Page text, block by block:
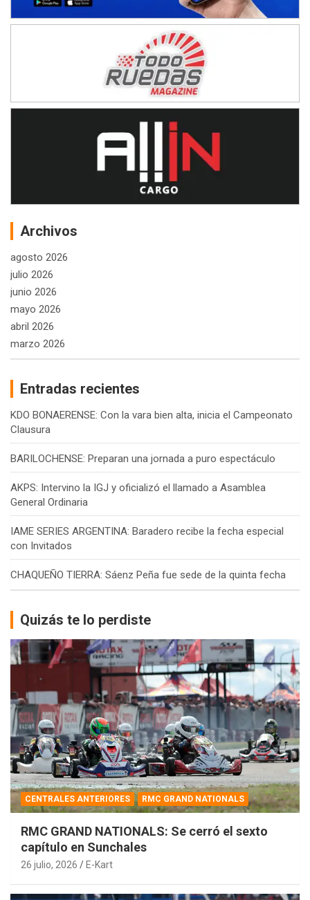
Archivos
agosto 2026
julio 2026
junio 2026
mayo 2026
abril 2026
marzo 2026
Entradas recientes
KDO BONAERENSE: Con la vara bien alta, inicia el Campeonato
Clausura
BARILOCHENSE: Preparan una jornada a puro espectáculo
AKPS: Intervino la IGJ y oficializó el llamado a Asamblea
General Ordinaria
IAME SERIES ARGENTINA: Baradero recibe la fecha especial
con Invitados
CHAQUEÑO TIERRA: Sáenz Peña fue sede de la quinta fecha
Quizás te lo perdiste
CENTRALES ANTERIORES RMC GRAND NATIONALS
RMC GRAND NATIONALS: Se cerró el sexto
capítulo en Sunchales
26 julio, 2026 E-Kart